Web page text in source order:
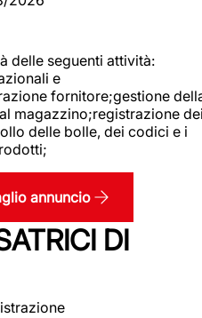
delle seguenti attività:
e
fornitore;gestione
magazzino;registrazione
delle bolle, dei codici e i
annuncio
DI